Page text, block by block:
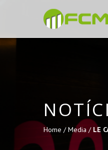
Home /Media / LE